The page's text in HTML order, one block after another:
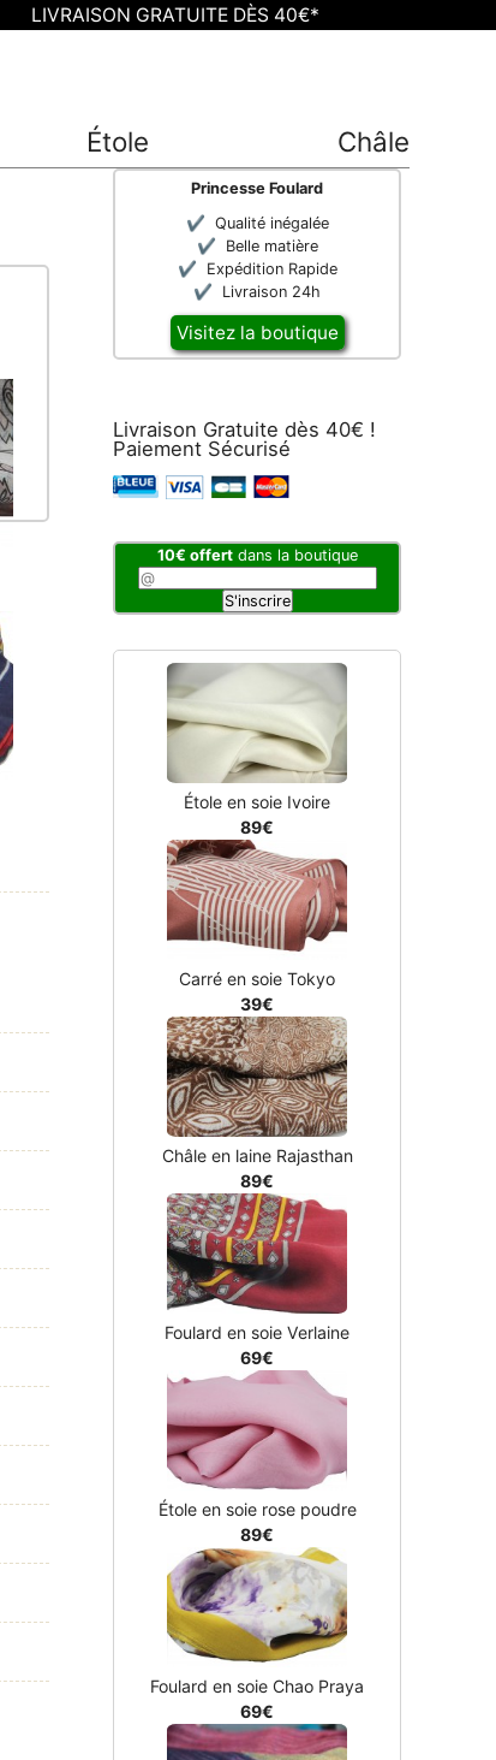
Étole Châle
Princesse Foulard
Qualité inégalée
Belle matière
Expédition Rapide
Livraison 24h
Visitez la boutique
Livraison Gratuite dès 40€ !
Paiement Sécurisé
10€ offertdans la boutique
Étole en soie Ivoire
89€
Carré en soie Tokyo
39€
Châle en laine Rajasthan
89€
Foulard en soie Verlaine
69€
Étole en soie rose poudre
89€
Foulard en soie Chao Praya
69€
LIVRAISON GRATUITE DÈS 40€*